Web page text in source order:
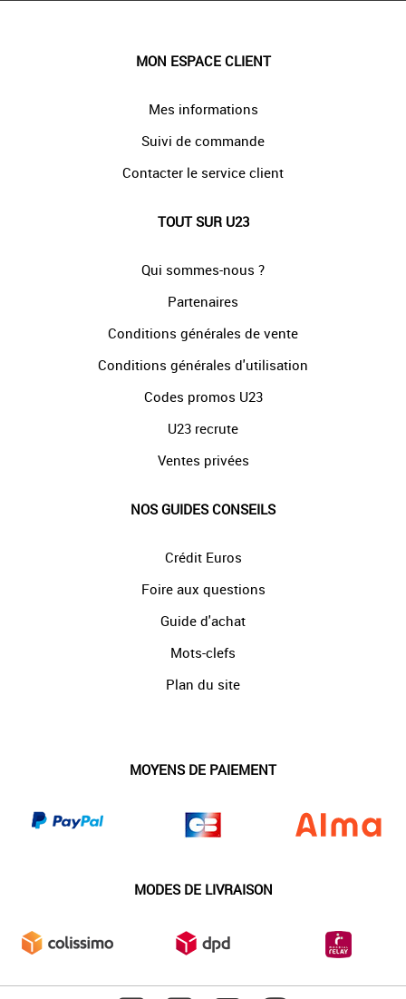
MON ESPACE CLIENT
Mes informations
Suivi de commande
Contacter le service client
TOUT SUR U23
Qui sommes-nous ?
Partenaires
Conditions générales de vente
Conditions générales d'utilisation
Codes promos U23
U23 recrute
Ventes privées
NOS GUIDES CONSEILS
Crédit Euros
Foire aux questions
Guide d'achat
Mots-clefs
Plan du site
MOYENS DE PAIEMENT
MODES DE LIVRAISON